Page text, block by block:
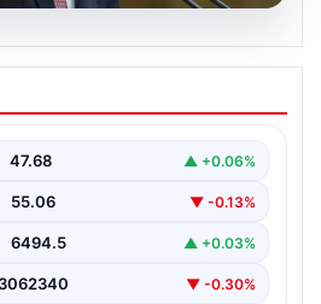
sormaktan da
“ Cumhuriyet Halk Partisi
47.68 ▲ +0.06%
55.06 ▼ -0.13%
6494.5 ▲ +0.03%
3062340 ▼ -0.30%